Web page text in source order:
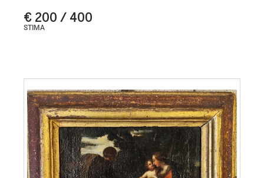
€ 200 / 400
STIMA